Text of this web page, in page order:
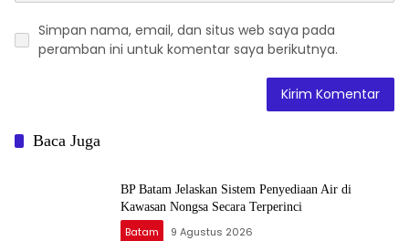
Simpan nama, email, dan situs web saya pada
peramban ini untuk komentar saya berikutnya.
Baca Juga
BP Batam Jelaskan Sistem Penyediaan Air di
Kawasan Nongsa Secara Terperinci
Batam 9 Agustus 2026